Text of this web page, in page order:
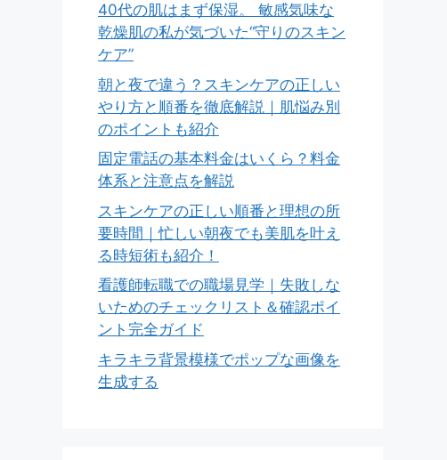
40代の肌はまず保湿。 敏感気味な
乾燥肌の私が気づいた“守りのスキン
ケア”
朝と夜で違う？スキンケアの正しい
やり方と順番を徹底解説｜肌悩み別
のポイントも紹介
固定電話の基本料金はいくら？料金
体系と注意点を解説
スキンケアの正しい順番と理想の所
要時間｜忙しい朝夜でも美肌を叶え
る時短術も紹介！
看護師転職での職場見学｜失敗しな
いためのチェックリスト＆確認ポイ
ント完全ガイド
キラキラ背景模様でポップな画像を
生成する